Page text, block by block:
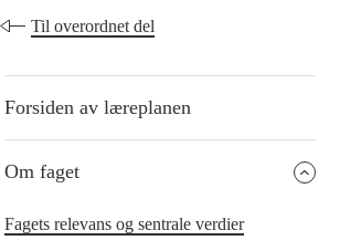
Til overordnet del
Forsiden av læreplanen
Om faget
Fagets relevans og sentrale verdier